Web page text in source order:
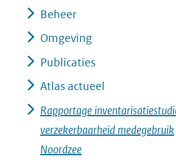
Beheer
Omgeving
Publicaties
Atlas actueel
Rapportage
verzekerbaarheid medegebruik
Noordzee